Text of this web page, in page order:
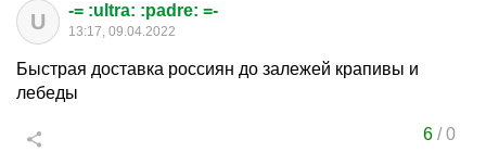
U -= :ultra: :padre: =-
13:17, 09.04.2022
Быстрая доставка россиян до залежей крапивы и
лебеды
6/0